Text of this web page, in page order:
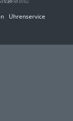
Uhrenservice